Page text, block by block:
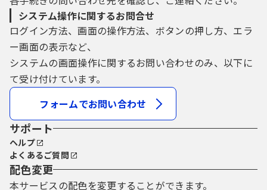
システム操作に関するお問合せ
ログイン方法、画面の操作方法、ボタンの押し方、エラ
ー画面の表示など、
システムの画面操作に関するお問い合わせのみ、以下に
て受け付けています。
フォームでお問い合わせ
サポート
ヘルプ
よくあるご質問
配色変更
本サービスの配色を変更することができます。